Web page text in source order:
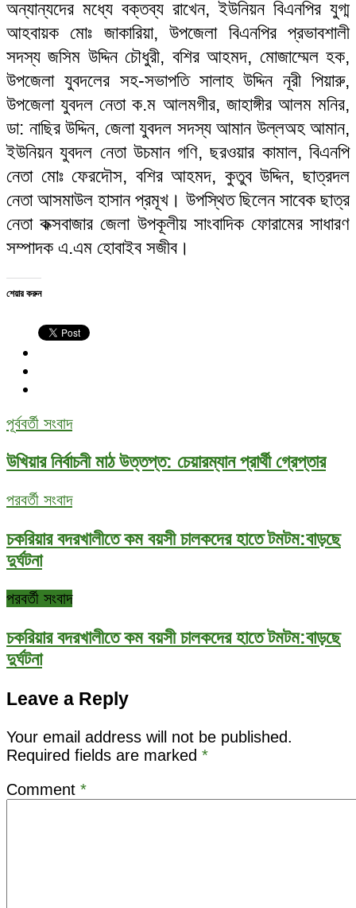
অন্যান্যদের মধ্যে বক্তব্য রাখেন, ইউনিয়ন বিএনপির যুগ্ম
আহবায়ক মোঃ জাকারিয়া, উপজেলা বিএনপির প্রভাবশালী
সদস্য জসিম উদ্দিন চৌধুরী, বশির আহমদ, মোজাম্মেল হক,
উপজেলা যুবদলের সহ-সভাপতি সালাহ উদ্দিন নূরী পিয়ারু,
উপজেলা যুবদল নেতা ক.ম আলমগীর, জাহাঙ্গীর আলম মনির,
ডা: নাছির উদ্দিন, জেলা যুবদল সদস্য আমান উল্লঅহ আমান,
ইউনিয়ন যুবদল নেতা উচমান গণি, ছরওয়ার কামাল, বিএনপি
নেতা মোঃ ফেরদৌস, বশির আহমদ, কুতুব উদ্দিন, ছাত্রদল
নেতা আসমাউল হাসান প্রমূখ। উপস্থিত ছিলেন সাবেক ছাত্র
নেতা কক্সবাজার জেলা উপকূলীয় সাংবাদিক ফোরামের সাধারণ
সম্পাদক এ.এম হোবাইব সজীব।
শেয়ার করুন
পূর্ববর্তী সংবাদ
উখিয়ার নির্বাচনী মাঠ উত্তপ্ত: চেয়ারম্যান প্রার্থী গ্রেপ্তার
পরবর্তী সংবাদ
চকরিয়ার বদরখালীতে কম বয়সী চালকদের হাতে টমটম:বাড়ছে
দুর্ঘটনা
পরবর্তী সংবাদ
চকরিয়ার বদরখালীতে কম বয়সী চালকদের হাতে টমটম:বাড়ছে
দুর্ঘটনা
Leave a Reply
Your email address will not be published.
Required fields are marked *
Comment *